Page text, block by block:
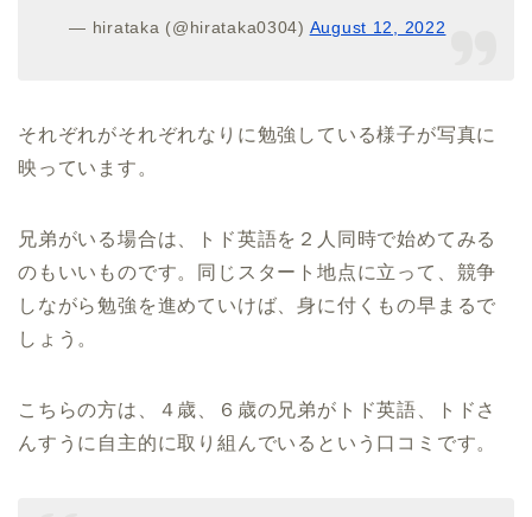
— hirataka (@hirataka0304) August 12, 2022
それぞれがそれぞれなりに勉強している様子が写真に
映っています。
兄弟がいる場合は、トド英語を２人同時で始めてみる
のもいいものです。同じスタート地点に立って、競争
しながら勉強を進めていけば、身に付くもの早まるで
しょう。
こちらの方は、４歳、６歳の兄弟がトド英語、トドさ
んすうに自主的に取り組んでいるという口コミです。